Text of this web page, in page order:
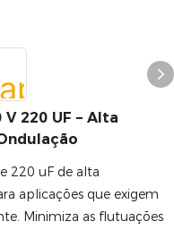
220 UF – Alta
220 uF de alta
aplicações que exigem
Minimiza as flutuações